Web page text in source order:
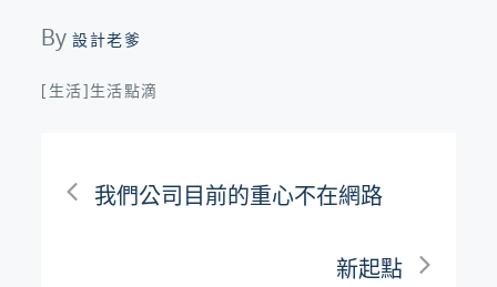
By設計老爹
[生活]生活點滴
文我們公司目前的重心不在網路
新起點